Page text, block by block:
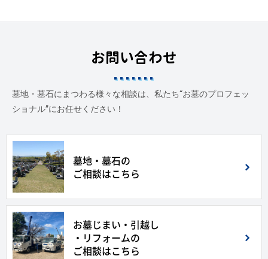
お問い合わせ
墓地・墓石にまつわる様々な相談は、私たち“お墓のプロフェッ
ショナル”にお任せください！
墓地・墓石の
ご相談はこちら
お墓じまい・引越し
・リフォームの
ご相談はこちら